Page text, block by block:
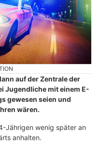
auf der Zentrale der
Jugendliche mit einem E-
gewesen seien und
wären.
Jährigen wenig später an
anhalten.